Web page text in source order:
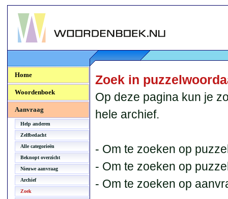
Woordenboek.NU
Home
Woordenboek
Aanvraag
Help anderen
Zelfbedacht
Alle categorieën
Beknopt overzicht
Nieuwe aanvraag
Archief
Zoek
Zoek in
Op deze pagina kun je
hele archief.
- Om te zoeken op
- Om te zoeken op
- Om te zoeken op